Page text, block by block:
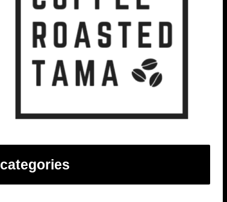
categories